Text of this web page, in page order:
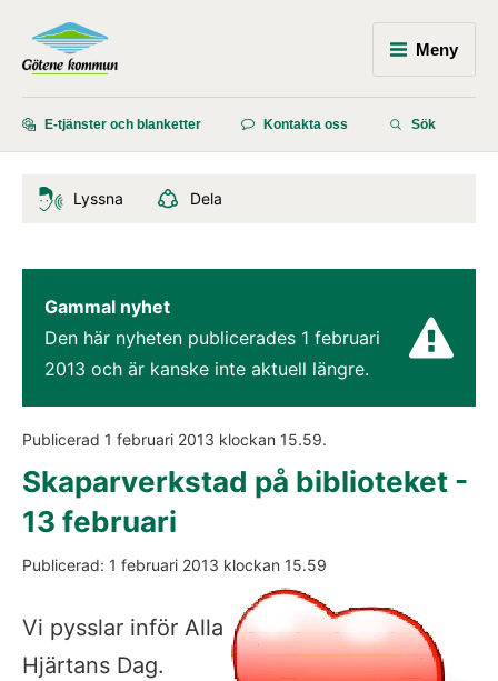
Meny
E-tjänster och blanketter Kontakta oss Sök
Lyssna Dela
Gammal nyhet
Den här nyheten publicerades 1 februari
2013 och är kanske inte aktuell längre.
Publicerad 1 februari 2013 klockan 15.59.
Skaparverkstad på biblioteket -
13 februari
Publicerad: 1 februari 2013 klockan 15.59
Vi pysslar inför Alla
Hjärtans Dag.